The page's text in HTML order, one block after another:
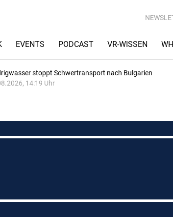
EVENTS PODCAST VR-WISSEN
stoppt Schwertransport nach Bulgarien
14:19 Uhr